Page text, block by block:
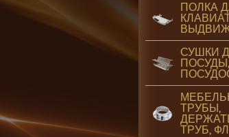
ПОЛКА
СУШКИ
ПОСУДЫ,
ТРУБЫ,
ТРУБ,